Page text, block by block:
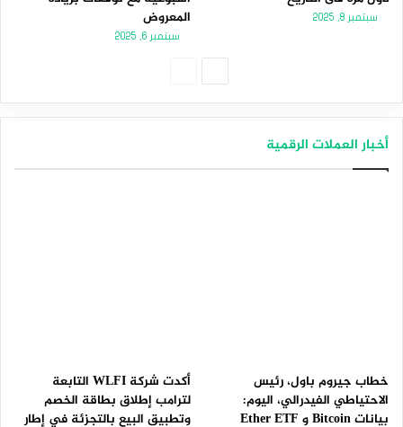
سبتمبر 8, 2025
المعروض
سبتمبر 6, 2025
أخبار العملات الرقمية
خطاب جيروم باول، رئيس
الاحتياطي الفيدرالي، اليوم:
بيانات Bitcoin و Ether ETF
أكدت شركة WLFI التابعة
لترامب إطلاق بطاقة الخصم
وتطبيق البيع بالتجزئة في إطار